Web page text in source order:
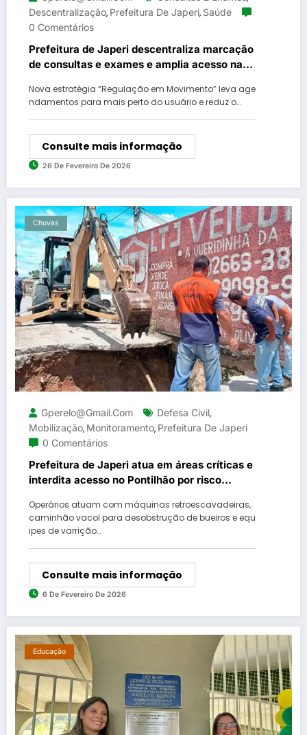
Descentralização, Prefeitura De Japeri, Saúde
0 Comentários
Prefeitura de Japeri descentraliza marcação
de consultas e exames e amplia acesso nas
Nova estratégia “Regulação em Movimento” leva age
ndamentos para mais perto do usuário e reduz o…
Consulte mais informação
26 De Fevereiro De 2026
Chuvas
Gperelo@gmail.com Defesa Civil,
Mobilização, Monitoramento, Prefeitura De Japeri
0 Comentários
Prefeitura de Japeri atua em áreas críticas e
interdita acesso no Pontilhão por risco
Operários atuam com máquinas retroescavadeiras,
caminhão vacol para desobstrução de bueiros e equ
ipes de varrição…
Consulte mais informação
6 De Fevereiro De 2026
Educação